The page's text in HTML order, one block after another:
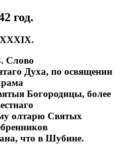
год.
Слово
Духа, по освящении
Богородицы, более
олтарю Святых
что в Шубине.